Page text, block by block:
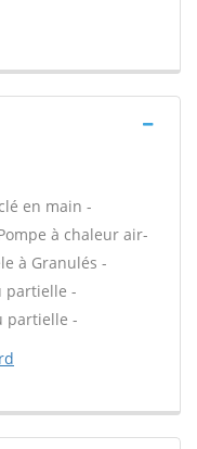
en main -
à chaleur air-
à Granulés -
partielle -
partielle -